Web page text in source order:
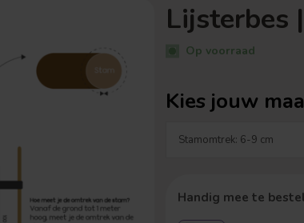
Lijsterbes
Op voorraad
Kies jouw
Handig mee te